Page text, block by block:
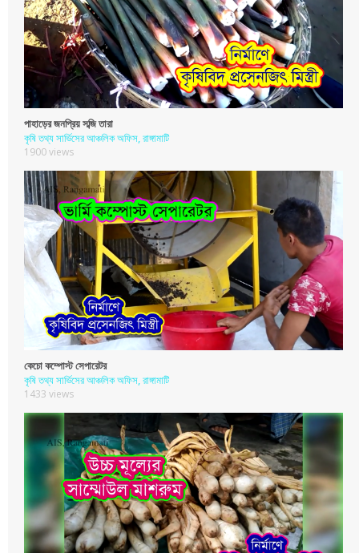
পাহাড়ের জনপ্রিয় সব্জি তারা
কৃষি তথ্য সার্ভিসের আঞ্চলিক অফিস, রাঙ্গামাটি
1900 views
কেচো কম্পোস্ট সেপারেটর
কৃষি তথ্য সার্ভিসের আঞ্চলিক অফিস, রাঙ্গামাটি
1433 views